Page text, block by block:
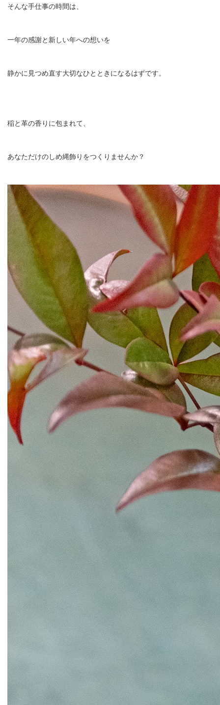
そんな手仕事の時間は、
一年の感謝と新しい年への想いを
静かに見つめ直す大切なひとときになるはずです。
稲と革の香りに包まれて、
あなただけのしめ縄飾りをつくりませんか？